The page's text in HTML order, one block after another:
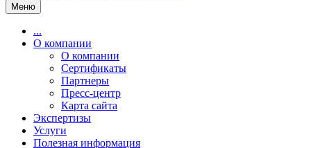
Меню
...
О компании
О компании
Сертификаты
Партнеры
Пресс-центр
Карта сайта
Экспертизы
Услуги
Полезная информация